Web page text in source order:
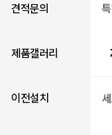
견적문의
제품갤러리
이전설치
는 디알코디,
만나보세요.